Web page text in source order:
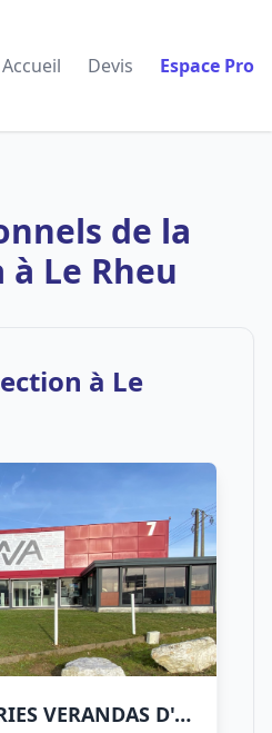
Accueil Devis Espace Pro
de la
Le Rheu
à Le
MVA MENUISERIES VERANDAS D'ARMORIQUE